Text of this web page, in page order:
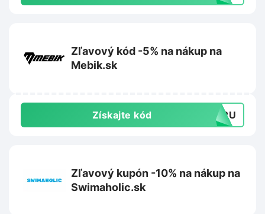
Zľavový kód -5% na nákup na
Mebik.sk
Získajte kód BU2U
Zľavový kupón -10% na nákup na
Swimaholic.sk